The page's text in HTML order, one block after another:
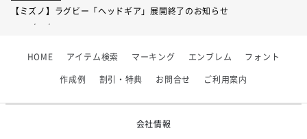
【ミズノ】ラグビー「ヘッドギア」展開終了のお知らせ
2026/07/01
2026/06/09
【アシックス】一部商品「生地の在庫限り」廃盤のお知らせ
HOME アイテム検索 マーキング エンブレム フォント
作成例 割引・特典 お問合せ ご利用案内
会社情報